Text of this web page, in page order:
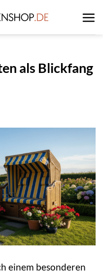
als Blickfang
einem besonderen